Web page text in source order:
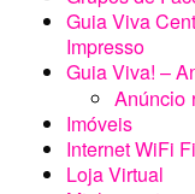
Guia Viva
Impresso
Guia Viva! –
Anúncio
Imóveis
Internet WiFi
Loja Virtual